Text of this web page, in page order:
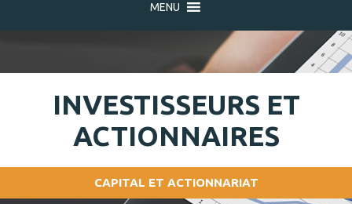
MENU
INVESTISSEURS ET
ACTIONNAIRES
CAPITAL ET ACTIONNARIAT